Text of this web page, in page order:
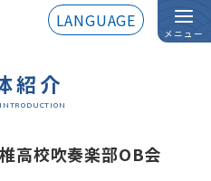
LANGUAGE
メニュー
紹介
高校吹奏楽部OB会